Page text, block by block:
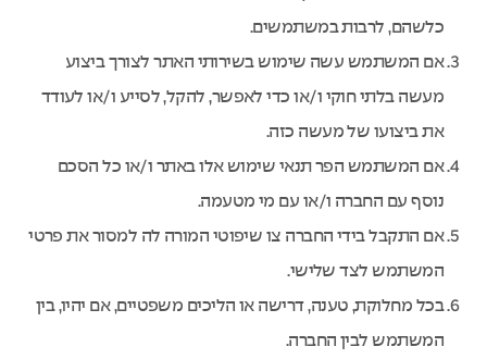
כלשהם, לרבות במשתמשים.
אם המשתמש עשה שימוש בשירותי האתר לצורך ביצוע
מעשה בלתי חוקי ו/או כדי לאפשר, להקל, לסייע ו/או לעודד
את ביצועו של מעשה כזה.
אם המשתמש הפר תנאי שימוש אלו באתר ו/או כל הסכם
נוסף עם החברה ו/או עם מי מטעמה.
אם התקבל בידי החברה צו שיפוטי המורה לה למסור את פרטי
המשתמש לצד שלישי.
בכל מחלוקת, טענה, דרישה או הליכים משפטיים, אם יהיו, בין
המשתמש לבין החברה.